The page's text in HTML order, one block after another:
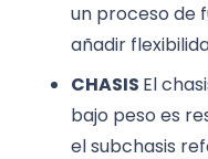
un proceso de
añadir
CHASIS El
bajo peso es
el subchasis